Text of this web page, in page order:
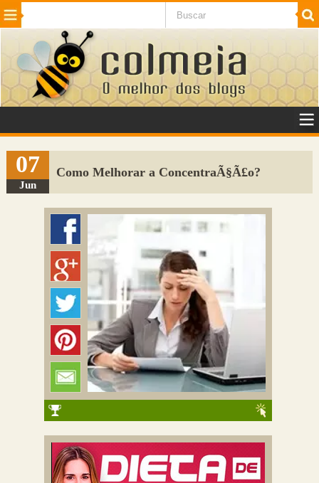
Beleza Cinema e TV
Internet Jogos NotÃ­cias SaÃºde
VeÃ­culos Adulto
Sugerir Link
Adicionar Blog
Colmeia Exchange
07
Jun
Como Melhorar a ConcentraÃ§Ã£o?